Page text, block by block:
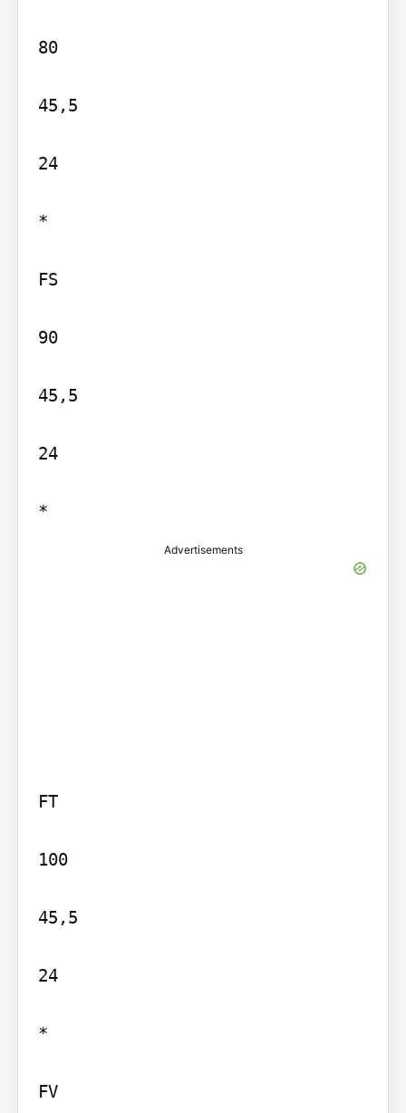
80
45,5
24
*
FS
90
45,5
24
Advertisements
FT
100
45,5
24
*
FV